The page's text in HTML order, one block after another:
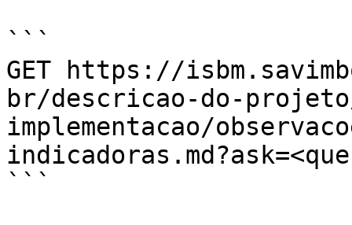
```
GET https://
br/descricao-do-
implementacao/
```